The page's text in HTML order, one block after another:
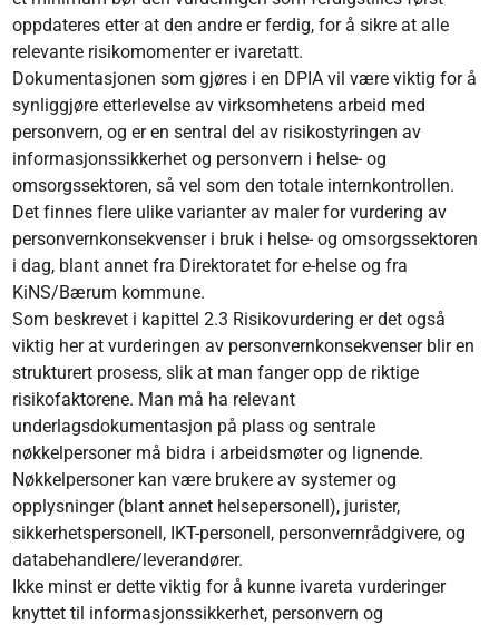
oppdateres etter at den andre er ferdig, for å sikre at alle
relevante risikomomenter er ivaretatt.
Dokumentasjonen som gjøres i en DPIA vil være viktig for å
synliggjøre etterlevelse av virksomhetens arbeid med
personvern, og er en sentral del av risikostyringen av
informasjonssikkerhet og personvern i helse- og
omsorgssektoren, så vel som den totale internkontrollen.
Det finnes flere ulike varianter av maler for vurdering av
personvernkonsekvenser i bruk i helse- og omsorgssektoren
i dag, blant annet fra Direktoratet for e-helse og fra
KiNS/Bærum kommune.
Som beskrevet i kapittel 2.3 Risikovurdering er det også
viktig her at vurderingen av personvernkonsekvenser blir en
strukturert prosess, slik at man fanger opp de riktige
risikofaktorene. Man må ha relevant
underlagsdokumentasjon på plass og sentrale
nøkkelpersoner må bidra i arbeidsmøter og lignende.
Nøkkelpersoner kan være brukere av systemer og
opplysninger (blant annet helsepersonell), jurister,
sikkerhetspersonell, IKT-personell, personvernrådgivere, og
databehandlere/leverandører.
Ikke minst er dette viktig for å kunne ivareta vurderinger
knyttet til informasjonssikkerhet, personvern og